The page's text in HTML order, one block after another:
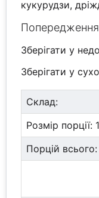
кукурудзи,
Попередження
Зберігати у
Зберігати у
Склад:
Розмір порції:
Порцій всього: